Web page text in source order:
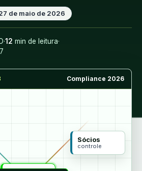
de maio de 2026
·12 min de leitura·
Compliance 2026
Sócios
controle